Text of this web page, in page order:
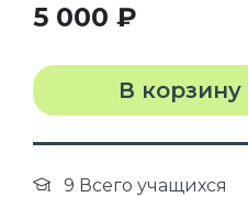
5 000 ₽
В корзину
9 Всего учащихся